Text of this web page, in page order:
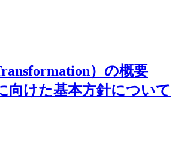
）の概要
向けた基本方針について